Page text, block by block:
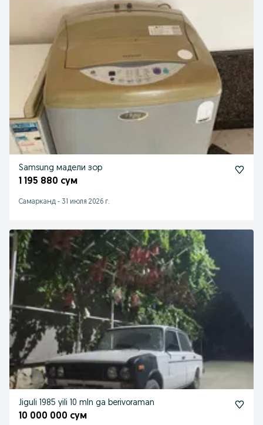
Samsung мадели зор
1 195 880 сум
Самарканд - 31 июля 2026 г.
Jiguli 1985 yili 10 mln ga berivoraman
10 000 000 сум